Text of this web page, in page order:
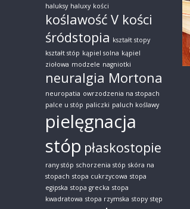
haluksy haluxy kości
koślawość V kości
śródstopia kształt stopy
kształt stóp kąpiel solna kąpiel
ziołowa modzele nagniotki
neuralgia Mortona
neuropatia owrzodzenia na stopach
palce u stóp paliczki paluch koślawy
pielęgnacja
stóp płaskostopie
rany stóp schorzenia stóp skóra na
stopach stopa cukrzycowa stopa
egipska stopa grecka stopa
kwadratowa stopa rzymska stopy stęp